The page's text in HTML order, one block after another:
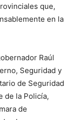
que,
en la
Raúl
Seguridad y
de Seguridad
de la Policía,
de